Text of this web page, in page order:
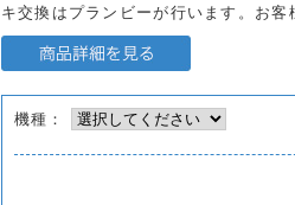
キ交換はプランビーが行います。お客
機種：